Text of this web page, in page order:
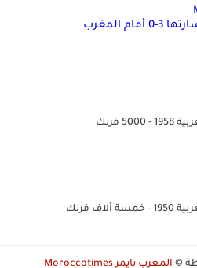
المغرب
فرنك
فرنك
© المغرب تايمز Moroccotimes